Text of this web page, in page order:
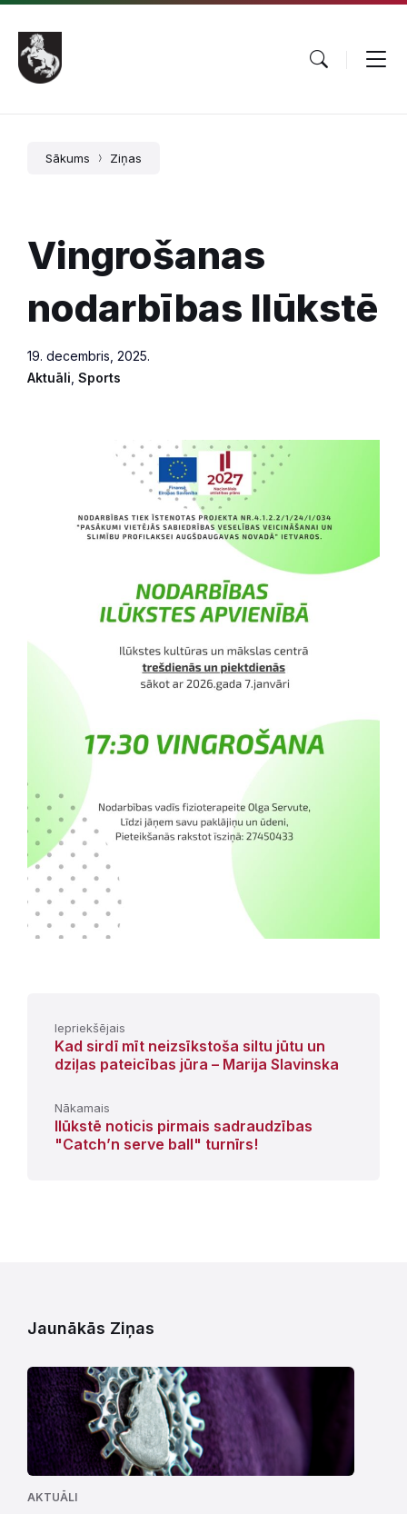
Pāriet
saturu
Skip
main
navigation
Skip
footer
Sākums Ziņas
Vingrošanas
nodarbības Ilūkstē
19. decembris, 2025.
Aktuāli Sports
Iepriekšējais
Kad sirdī mīt neizsīkstoša siltu jūtu un
dziļas pateicības jūra – Marija Slavinska
Nākamais
Ilūkstē noticis pirmais sadraudzības
"Catch’n serve ball" turnīrs!
Jaunākās Ziņas
AKTUĀLI